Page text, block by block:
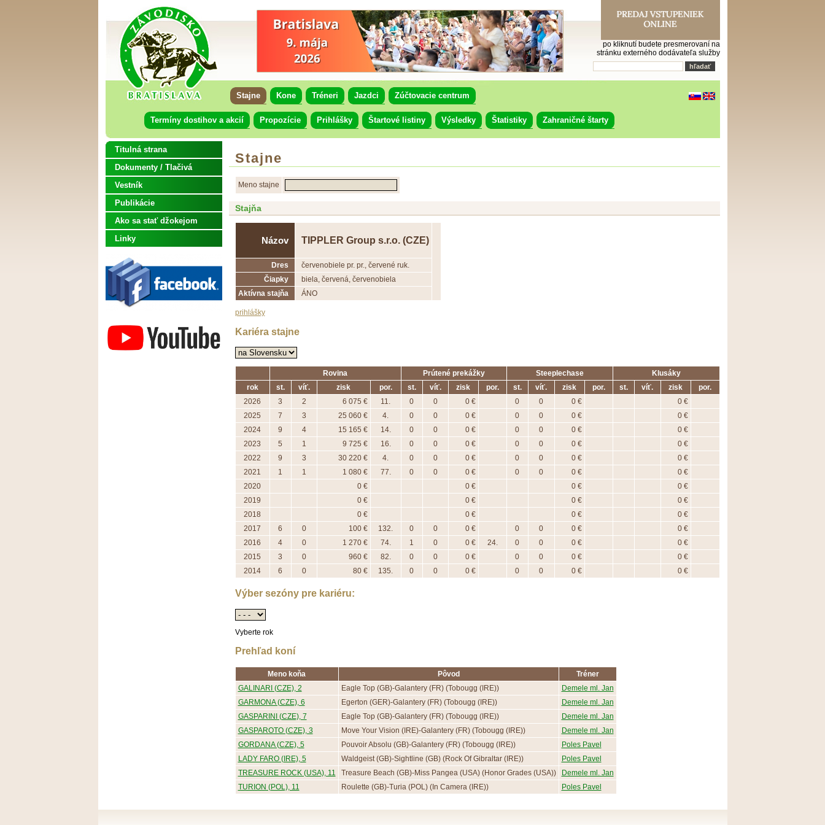
po kliknutí budete presmerovaní na
stránku externého dodávateľa služby
Stajne Kone Tréneri Jazdci Zúčtovacie centrum
Termíny dostihov a akcií Propozície Prihlášky Štartové listiny Výsledky Štatistiky Zahraničné štarty
Stajne
Meno stajne
Stajňa
Názov TIPPLER Group s.r.o. (CZE)
Dres
červenobiele pr. pr., červené ruk.
Čiapky
biela, červená, červenobiela
Aktívna stajňa
ÁNO
prihlášky
Kariéra stajne
Rovina Prútené prekážky Steeplechase
Klusáky
rok
st. víť. zisk por. st. víť. zisk por. st. víť. zisk por. st. víť. zisk
por.
2026
3 2 6 075 € 11. 0 0 0 € 0 0 0 €
0 €
2025
7 3 25 060 € 4. 0 0 0 € 0 0 0 €
0 €
2024
9 4 15 165 € 14. 0 0 0 € 0 0 0 €
0 €
2023
5 1 9 725 € 16. 0 0 0 € 0 0 0 €
0 €
2022
9 3 30 220 € 4. 0 0 0 € 0 0 0 €
0 €
2021
1 1 1 080 € 77. 0 0 0 € 0 0 0 €
0 €
2020
0 € 0 € 0 €
0 €
2019
0 € 0 € 0 €
0 €
2018
0 € 0 € 0 €
0 €
2017
6 0 100 € 132. 0 0 0 € 0 0 0 €
0 €
2016
4 0 1 270 € 74. 1 0 0 € 24. 0 0 0 €
0 €
2015
3 0 960 € 82. 0 0 0 € 0 0 0 €
0 €
2014
6 0 80 € 135. 0 0 0 € 0 0 0 € 0 €
Výber sezóny pre kariéru:
Vyberte rok
Prehľad koní
Meno koňa Pôvod
Tréner
GALINARI (CZE), 2
Eagle Top (GB)-Galantery (FR) (Tobougg (IRE))
Demele ml. Jan
GARMONA (CZE), 6
Egerton (GER)-Galantery (FR) (Tobougg (IRE))
Demele ml. Jan
GASPARINI (CZE), 7
Eagle Top (GB)-Galantery (FR) (Tobougg (IRE))
Demele ml. Jan
GASPAROTO (CZE), 3
Move Your Vision (IRE)-Galantery (FR) (Tobougg (IRE))
Demele ml. Jan
GORDANA (CZE), 5
Pouvoir Absolu (GB)-Galantery (FR) (Tobougg (IRE))
Poles Pavel
LADY FARO (IRE), 5
Waldgeist (GB)-Sightline (GB) (Rock Of Gibraltar (IRE))
Poles Pavel
TREASURE ROCK (USA), 11
Treasure Beach (GB)-Miss Pangea (USA) (Honor Grades (USA))
Demele ml. Jan
TURION (POL), 11
Roulette (GB)-Turia (POL) (In Camera (IRE)) Poles Pavel
Titulná strana
Dokumenty / Tlačivá
Vestník
Publikácie
Ako sa stať džokejom
Linky